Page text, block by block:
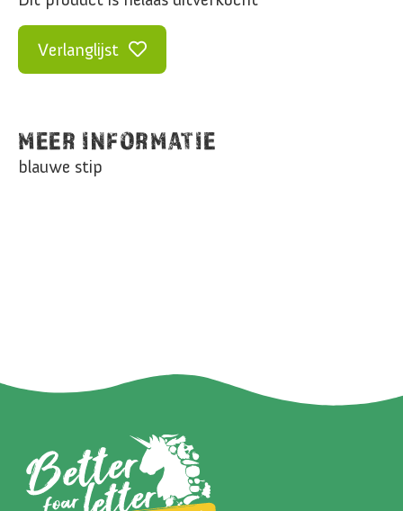
Verlanglijst
MEER INFORMATIE
blauwe stip